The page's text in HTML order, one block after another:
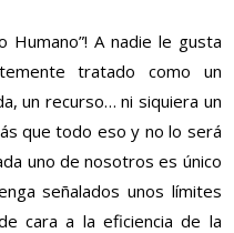
Humano”! A nadie le gusta
tratado como un
un recurso… ni siquiera un
que todo eso y no lo será
uno de nosotros es único
señalados unos límites
cara a la eficiencia de la